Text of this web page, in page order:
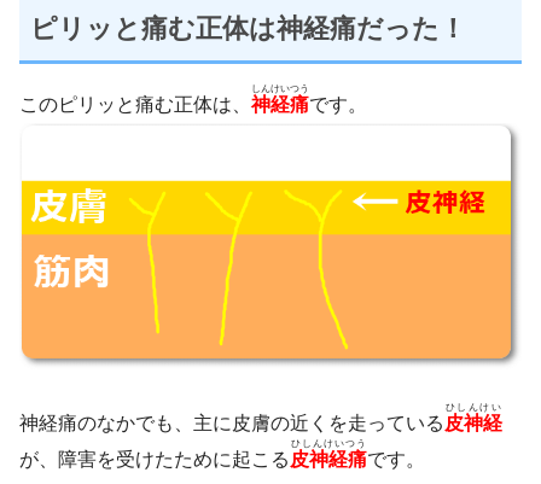
ピリッと痛む正体は神経痛だった！
このピリッと痛む正体は、神経痛
しんけいつう
です。
神経痛のなかでも、主に皮膚の近くを走っている 皮神経
ひしんけい
が、障害を受けたために起こる 皮神経痛
ひしんけいつう
です。